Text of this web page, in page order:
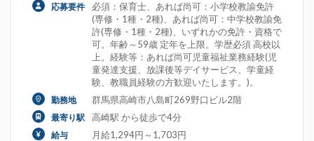
応募要件
必須：保育士、あれば尚可：小学校教諭免許
(専修・1種・2種)、あれば尚可：中学校教諭免
許(専修・1種・2種)、いずれかの免許・資格で
可。年齢～59歳 定年を上限。学歴必須 高校以
上。経験等：あれば尚可児童福祉業務経験(児
童発達支援、放課後等デイサービス、学童経
験、教職員経験の方歓迎いたします。)。
勤務地 群馬県高崎市八島町269野口ビル2階
最寄り駅 高崎駅 から徒歩で4分
給与 月給1,294円～1,703円